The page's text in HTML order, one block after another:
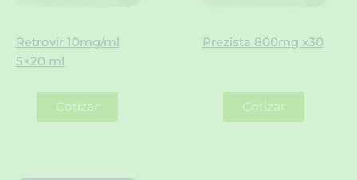
Retrovir 10mg/ml
5×20 ml
Cotizar
Prezista 800mg x30
Cotizar